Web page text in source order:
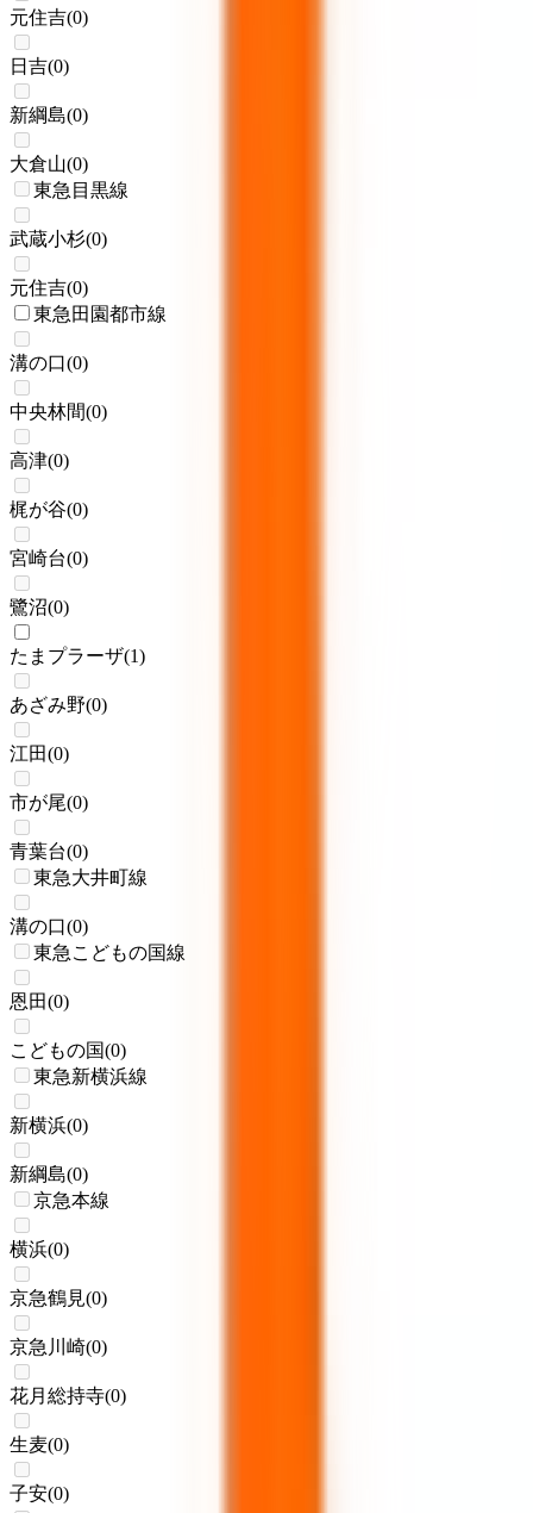
元住吉(0)
日吉(0)
新綱島(0)
大倉山(0)
東急目黒線
武蔵小杉(0)
元住吉(0)
東急田園都市線
溝の口(0)
中央林間(0)
高津(0)
梶が谷(0)
宮崎台(0)
鷺沼(0)
たまプラーザ(1)
あざみ野(0)
江田(0)
市が尾(0)
青葉台(0)
東急大井町線
溝の口(0)
東急こどもの国線
恩田(0)
こどもの国(0)
東急新横浜線
新横浜(0)
新綱島(0)
京急本線
横浜(0)
京急鶴見(0)
京急川崎(0)
花月総持寺(0)
生麦(0)
子安(0)